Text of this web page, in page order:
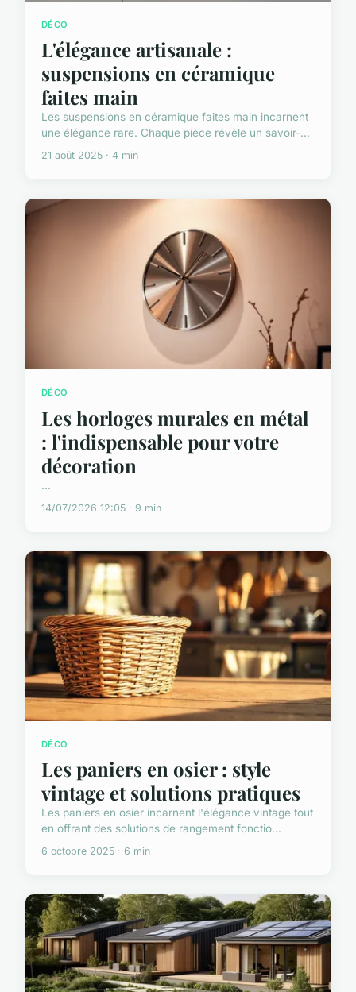
DÉCO
L'élégance artisanale :
suspensions en céramique
faites main
Les suspensions en céramique faites main incarnent
une élégance rare. Chaque pièce révèle un savoir-...
21 août 2025 · 4 min
DÉCO
Les horloges murales en métal
: l'indispensable pour votre
décoration
...
14/07/2026 12:05 · 9 min
DÉCO
Les paniers en osier : style
vintage et solutions pratiques
Les paniers en osier incarnent l'élégance vintage tout
en offrant des solutions de rangement fonctio...
6 octobre 2025 · 6 min